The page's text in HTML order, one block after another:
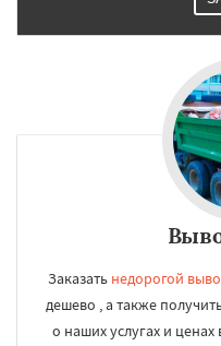
Заказать недорогой
дешево , а также
о наших услугах и